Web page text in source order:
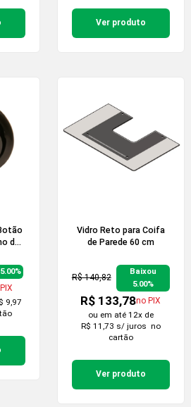
Ver produto
de
9,97
Vidro Reto para Coifa
de Parede 60 cm
R$ 140,82
Baixou
5.00%
R$ 133,78no PIX
ou em até 12x de
R$ 11,73 s/ juros no
cartão
Ver produto